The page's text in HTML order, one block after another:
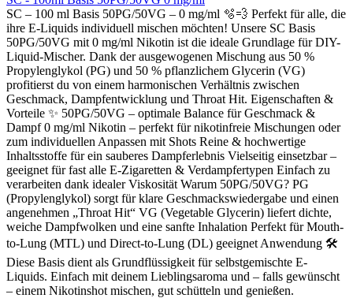
SC – 100 ml Basis 50PG/50VG – 0 mg/ml 🫧💨 Perfekt für alle, die
ihre E-Liquids individuell mischen möchten! Unsere SC Basis
50PG/50VG mit 0 mg/ml Nikotin ist die ideale Grundlage für DIY-
Liquid-Mischer. Dank der ausgewogenen Mischung aus 50 %
Propylenglykol (PG) und 50 % pflanzlichem Glycerin (VG)
profitierst du von einem harmonischen Verhältnis zwischen
Geschmack, Dampfentwicklung und Throat Hit. Eigenschaften &
Vorteile ✨ 50PG/50VG – optimale Balance für Geschmack &
Dampf 0 mg/ml Nikotin – perfekt für nikotinfreie Mischungen oder
zum individuellen Anpassen mit Shots Reine & hochwertige
Inhaltsstoffe für ein sauberes Dampferlebnis Vielseitig einsetzbar –
geeignet für fast alle E-Zigaretten & Verdampfertypen Einfach zu
verarbeiten dank idealer Viskosität Warum 50PG/50VG? PG
(Propylenglykol) sorgt für klare Geschmackswiedergabe und einen
angenehmen „Throat Hit“ VG (Vegetable Glycerin) liefert dichte,
weiche Dampfwolken und eine sanfte Inhalation Perfekt für Mouth-
to-Lung (MTL) und Direct-to-Lung (DL) geeignet Anwendung 🛠️
Diese Basis dient als Grundflüssigkeit für selbstgemischte E-
Liquids. Einfach mit deinem Lieblingsaroma und – falls gewünscht
– einem Nikotinshot mischen, gut schütteln und genießen.